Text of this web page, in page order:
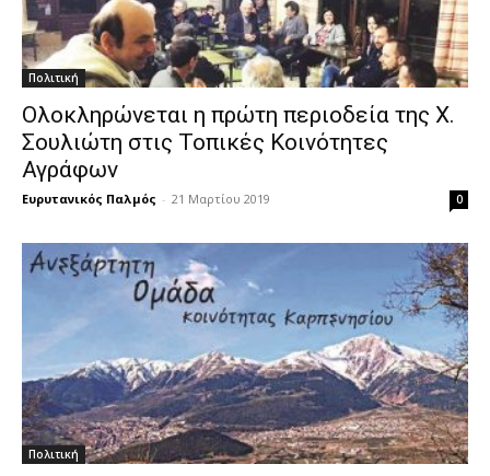
Πολιτική
Ολοκληρώνεται η πρώτη περιοδεία της Χ.
Σουλιώτη στις Τοπικές Κοινότητες
Αγράφων
Ευρυτανικός Παλμός - 21 Μαρτίου 2019 0
Πολιτική